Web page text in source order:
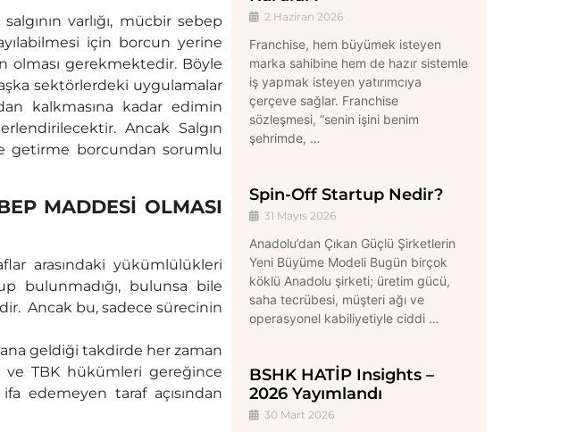
varlığı, mücbir sebep
için borcun yerine
olması gerekmektedir. Böyle
sektörlerdeki uygulamalar
kalkmasına kadar edimin
Ancak Salgın
getirme borcundan sorumlu
MADDESİ OLMASI
arasındaki yükümlülükleri
bulunmadığı, bulunsa bile
Ancak bu, sadece sürecinin
geldiği takdirde her zaman
ve TBK hükümleri gereğince
edemeyen taraf açısından
2 Haziran 2026
Franchise, hem büyümek isteyen
marka sahibine hem de hazır sistemle
iş yapmak isteyen yatırımcıya
çerçeve sağlar. Franchise
sözleşmesi, “senin işini benim
şehrimde, …
Spin-Off Startup Nedir?
31 Mayıs 2026
Anadolu’dan Çıkan Güçlü Şirketlerin
Yeni Büyüme Modeli Bugün birçok
köklü Anadolu şirketi; üretim gücü,
saha tecrübesi, müşteri ağı ve
operasyonel kabiliyetiyle ciddi …
BSHK HATİP Insights –
2026 Yayımlandı
30 Mart 2026